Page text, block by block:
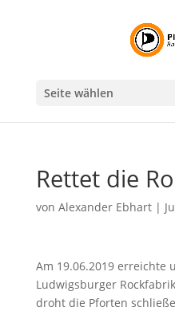
Seite wählen
Rettet die
von Alexander Ebhart|
Am 19.06.2019 erreichte
Ludwigsburger
droht die Pforten